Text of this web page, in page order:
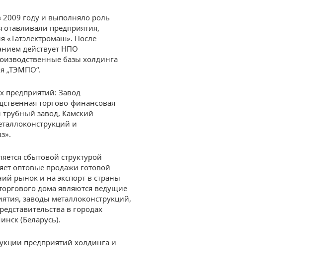
году и выполняло роль
предприятия,
«Татэлектромаш». После
действует НПО
базы холдинга
„ТЭМПО“.
предприятий: Завод
торгово-финансовая
завод, Камский
и
сбытовой структурой
оптовые продажи готовой
рынок и на экспорт в страны
дома являются ведущие
заводы металлоконструкций,
в городах
(Беларусь).
предприятий холдинга и